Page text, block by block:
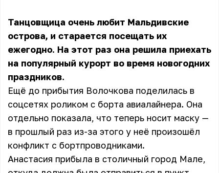
Танцовщица очень любит Мальдивские
острова, и старается посещать их
ежегодно. На этот раз она решила приехать
на популярный курорт во время новогодних
праздников.
Ещё до прибытия Волочкова поделилась в
соцсетях роликом с борта авиалайнера. Она
отдельно показала, что теперь носит маску —
в прошлый раз из-за этого у неё произошёл
конфликт с бортпроводниками.
Анастасия прибыла в столичный город Мале,